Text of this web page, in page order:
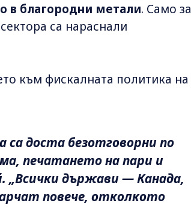
в благородни метали. Само за
са нараснали
към фискалната политика на
доста безотговорни по
печатането на пари и
„Всички държави — Канада,
повече, отколкото